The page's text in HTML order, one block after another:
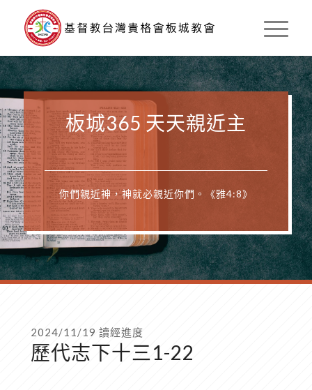
板城365 天天親近主
你們親近神，神就必親近你們。《雅4:8》
2024/11/19 讀經進度
歷代志下十三1-22